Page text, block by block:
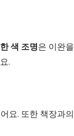
색 조명은 이완을
.
요. 또한 책장과의